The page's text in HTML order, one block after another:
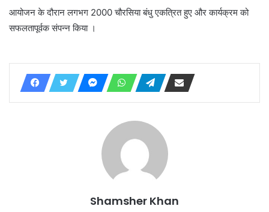
आयोजन के दौरान लगभग 2000 चौरसिया बंधु एकत्रित हुए और कार्यक्रम को
सफलतापूर्वक संपन्न किया ।
Shamsher Khan